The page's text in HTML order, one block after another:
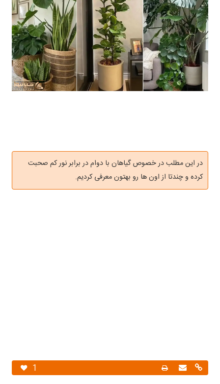
در این مطلب در خصوص گیاهان با دوام در برابر نور کم صحبت
کرده و چندتا از اون ها رو بهتون معرفی کردیم.
1